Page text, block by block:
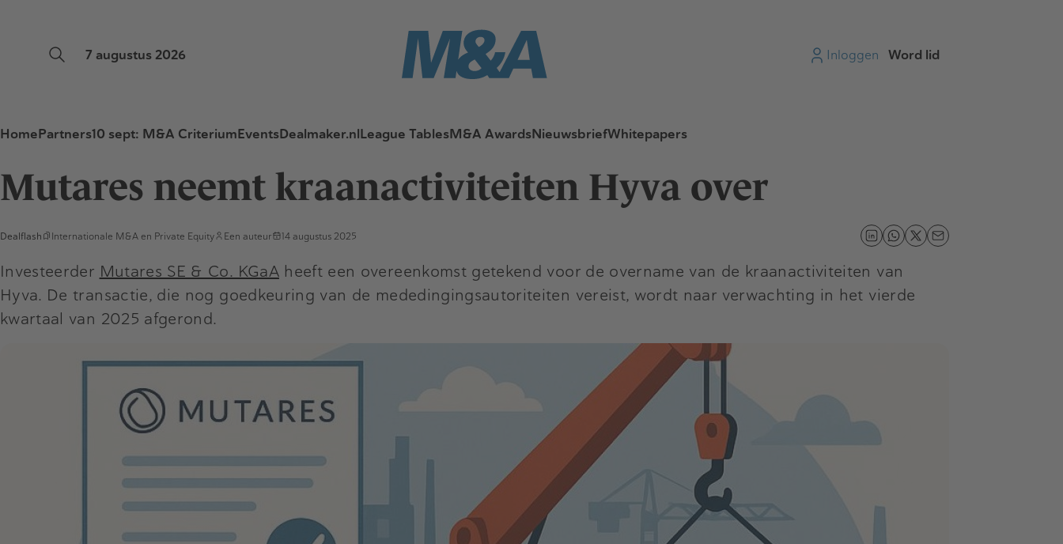
7 augustus 2026 Inloggen Word lid
HomePartners10 sept: M&A CriteriumEventsDealmaker.nlLeague TablesM&A AwardsNieuwsbriefWhitepapers
Mutares neemt kraanactiviteiten Hyva over
Dealflash Internationale M&A en Private Equity Een auteur 14 augustus 2025
Investeerder Mutares SE & Co. KGaAheeft een overeenkomst getekend voor de overname van de kraanactiviteiten van
Hyva. De transactie, die nog goedkeuring van de mededingingsautoriteiten vereist, wordt naar verwachting in het vierde
kwartaal van 2025 afgerond.